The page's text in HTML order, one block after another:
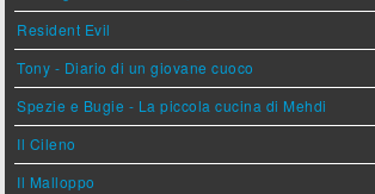
Resident Evil
Tony - Diario di un giovane cuoco
Spezie e Bugie - La piccola cucina di Mehdi
Il Cileno
Il Malloppo